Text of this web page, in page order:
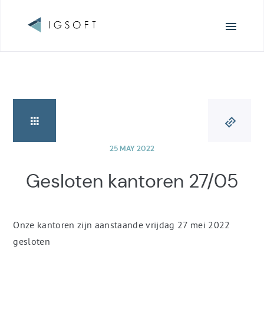
Gesloten kantoren 27/05
25 MAY 2022
Onze kantoren zijn aanstaande vrijdag 27 mei 2022
gesloten
Surfen